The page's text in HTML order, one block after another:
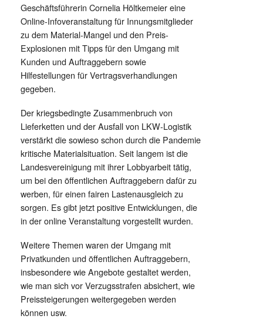
Geschäftsführerin Cornelia Höltkemeier eine
Online-Infoveranstaltung für Innungsmitglieder
zu dem Material-Mangel und den Preis-
Explosionen mit Tipps für den Umgang mit
Kunden und Auftraggebern sowie
Hilfestellungen für Vertragsverhandlungen
gegeben.
Der kriegsbedingte Zusammenbruch von
Lieferketten und der Ausfall von LKW-Logistik
verstärkt die sowieso schon durch die Pandemie
kritische Materialsituation. Seit langem ist die
Landesvereinigung mit ihrer Lobbyarbeit tätig,
um bei den öffentlichen Auftraggebern dafür zu
werben, für einen fairen Lastenausgleich zu
sorgen. Es gibt jetzt positive Entwicklungen, die
in der online Veranstaltung vorgestellt wurden.
Weitere Themen waren der Umgang mit
Privatkunden und öffentlichen Auftraggebern,
insbesondere wie Angebote gestaltet werden,
wie man sich vor Verzugsstrafen absichert, wie
Preissteigerungen weitergegeben werden
können usw.